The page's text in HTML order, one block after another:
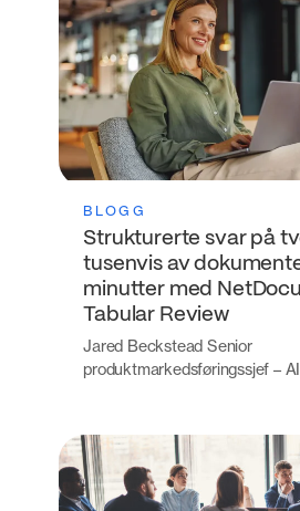
BLOGG
Strukturerte svar på
tusenvis av
minutter med
Tabular Review
Jared Beckstead Senior
produktmarkedsføringssjef –